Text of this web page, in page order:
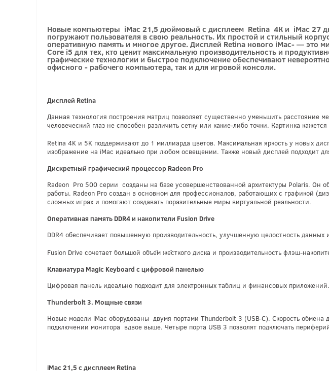
Новые компьютеры iMac 21,5 дюймовый с дисплеем Retina 4К и iMac 27
погружают пользователя в свою реальность. Их простой и стильный
оперативную память и многое другое. Дисплей Retinaнового iMac- — это
Core i5 для тех, кто ценит максимальную производительность и
графические технологии и быстрое подключение обеспечивают
офисного - рабочего компьютера, так и для игровой консоли.
Дисплей Retina
Данная технология построения матриц позволяет существенно уменьшить расстояние
человеческий глаз не способен различить сетку или какие-либо точки. Картинка
Retina 4K и 5K поддерживают до 1 миллиарда цветов. Максимальная яркость у новых
изображение на iMac идеально при любом освещении. Также новый дисплей подходит
Дискретный графический процессор Radeon Pro
Radeon Pro 500 серии созданы на базе усовершенствованной архитектуры Polaris. Он
работы. Radeon Pro создан в основном для профессионалов, работающих с графикой
сложных играх и помогают создавать поразительные миры виртуальной реальности.
Оперативная память DDR4 и накопители Fusion Drive
DDR4 обеспечивает повышенную производительность, улучшенную целостность данных
Fusion Drive сочетает большой объём жёсткого диска и производительность флэш-
Клавиатура Magic Keyboard с цифровой панелью
Цифровая панель идеально подходит для электронных таблиц и финансовых
Thunderbolt 3. Мощные связи
Новые модели iMac оборудованы двумя портами Thunderbolt 3 (USB‑C). Скорость
подключении монитора вдвое выше. Четыре порта USB 3 позволят подключать
iMac 21,5 с дисплеем Retina